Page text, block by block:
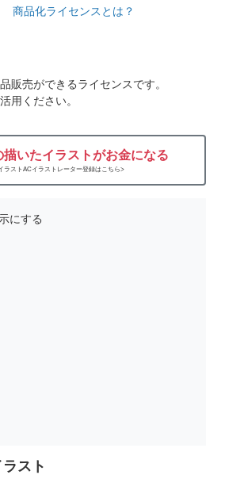
商品化ライセンスとは？
販売ができるライセンスです。
用ください。
描いたイラストがお金になる
ラストACイラストレーター登録はこちら>
にする
スト